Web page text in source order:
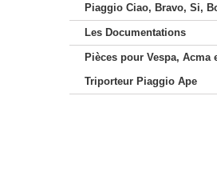
Piaggio Ciao, Bravo, Si,
Les Documentations
Pièces pour Vespa, Acma
Triporteur Piaggio Ape